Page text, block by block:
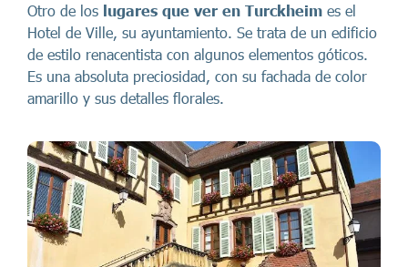
Otro de los lugares que ver en Turckheim es el
Hotel de Ville, su ayuntamiento. Se trata de un edificio
de estilo renacentista con algunos elementos góticos.
Es una absoluta preciosidad, con su fachada de color
amarillo y sus detalles florales.